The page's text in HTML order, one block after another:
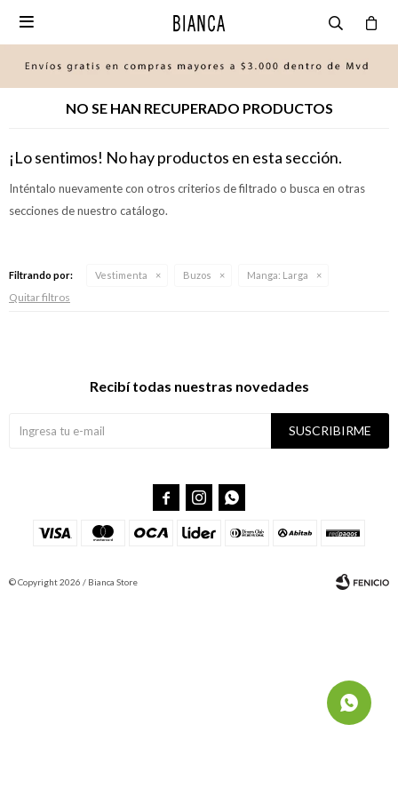

NO SE HAN RECUPERADO PRODUCTOS
¡Lo sentimos! No hay productos en esta sección.
Inténtalo nuevamente con otros criterios de filtrado o busca en otras
secciones de nuestro catálogo.
Filtrando por: Vestimenta Buzos Manga: Larga
Quitar filtros
Recibí todas nuestras novedades
SUSCRIBIRME
  
© Copyright 2026 / Bianca Store
Fenicio